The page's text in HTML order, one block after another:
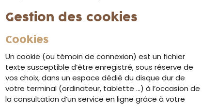
Gestion des cookies
Cookies
Un cookie (ou témoin de connexion) est un fichier
texte susceptible d’être enregistré, sous réserve de
vos choix, dans un espace dédié du disque dur de
votre terminal (ordinateur, tablette …) à l’occasion de
la consultation d’un service en ligne grâce à votre